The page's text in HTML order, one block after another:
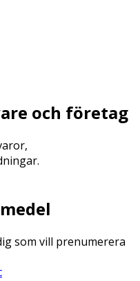
och företag
som vill prenumerera